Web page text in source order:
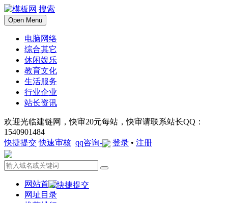
搜索
Open Menu
电脑网络
综合其它
休闲娱乐
教育文化
生活服务
行业企业
站长资讯
欢迎光临建链网，快审20元每站，快审请联系站长QQ：
1540901484
快捷提交 快速审核 qq咨询- 登录 • 注册
网站首页
网址目录